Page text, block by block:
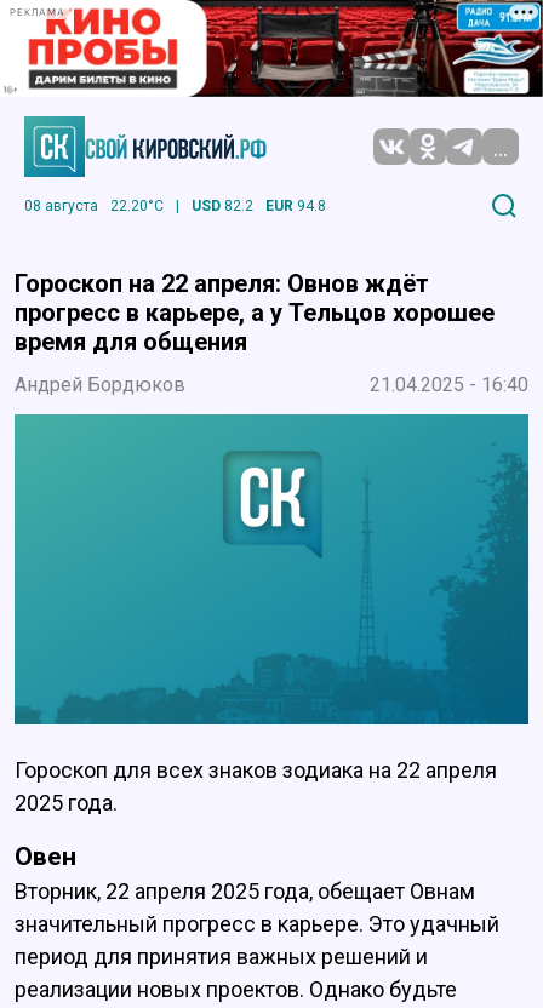
РЕКЛАМА
...
08 августа 22.20°C | USD 82.2 EUR 94.8
Гороскоп на 22 апреля: Овнов ждёт
прогресс в карьере, а у Тельцов хорошее
время для общения
Андрей Бордюков 21.04.2025 - 16:40
Гороскоп для всех знаков зодиака на 22 апреля
2025 года.
Овен
Вторник, 22 апреля 2025 года, обещает Овнам
значительный прогресс в карьере. Это удачный
период для принятия важных решений и
реализации новых проектов. Однако будьте